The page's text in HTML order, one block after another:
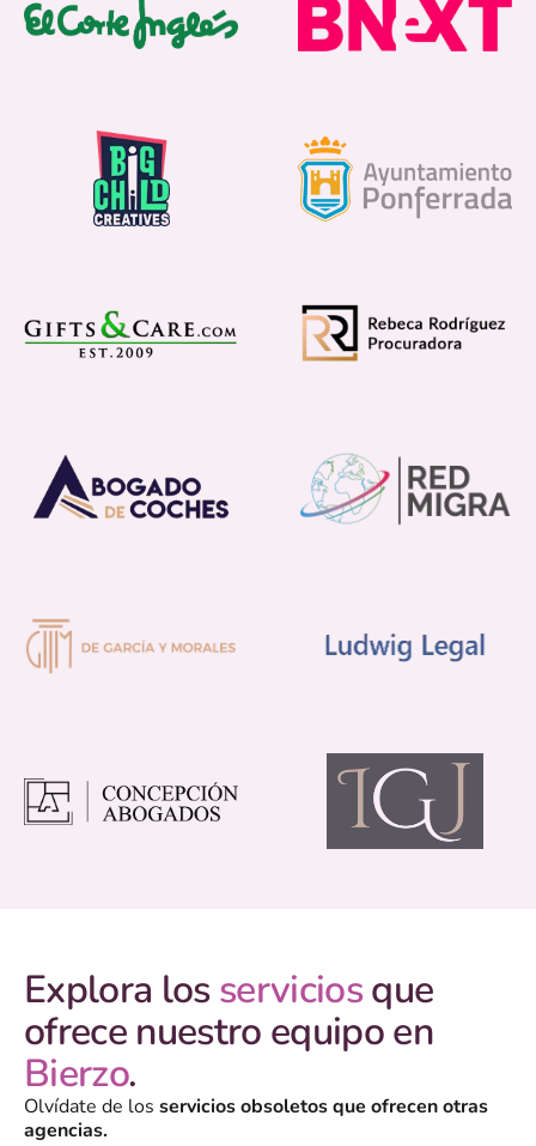
Explora losserviciosque
ofrece nuestro equipo en
Bierzo.
Olvídate de los servicios obsoletos que ofrecen otras
agencias.